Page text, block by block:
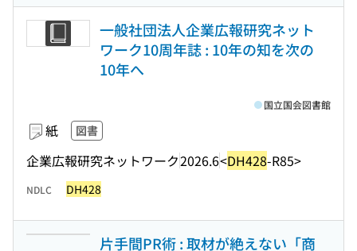
一般社団法人企業広報研究ネット
ワーク10周年誌 : 10年の知を次の
10年へ
紙 図書
企業広報研究ネットワーク2026.6<DH428-R85>
国立国会図書館
NDLC DH428
片手間PR術 : 取材が絶えない「商